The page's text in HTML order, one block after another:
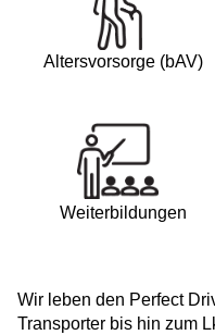
Altersvorsorge (bAV)
Weiterbildungen
Wir leben den Perfect
Transporter bis hin zum